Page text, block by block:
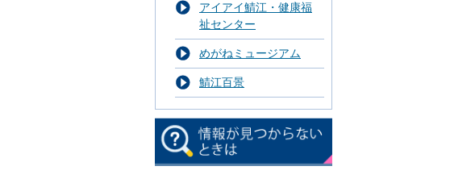
アイアイ鯖江・健康福
祉センター
めがねミュージアム
鯖江百景